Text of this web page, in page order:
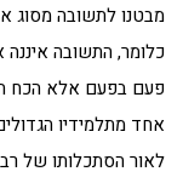
מבטנו לתשובה מסוג
כלומר, התשובה איננה
פעם בפעם אלא הכח
אחד מתלמידיו
לאור הסתכלותו של